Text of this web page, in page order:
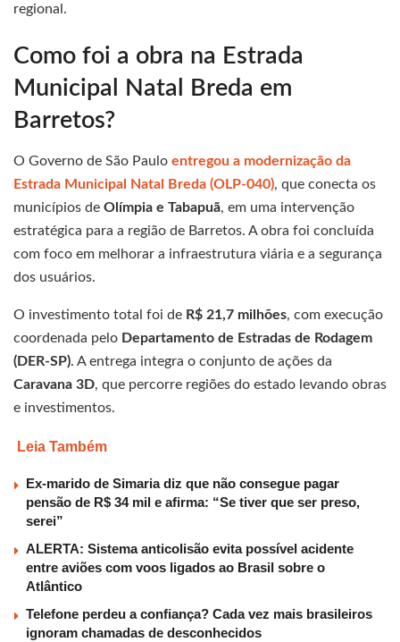
regional.
Como foi a obra na Estrada
Municipal Natal Breda em
Barretos?
O Governo de São Paulo entregou a modernização da
Estrada Municipal Natal Breda (OLP-040), que conecta os
municípios de Olímpia e Tabapuã, em uma intervenção
estratégica para a região de Barretos. A obra foi concluída
com foco em melhorar a infraestrutura viária e a segurança
dos usuários.
O investimento total foi de R$ 21,7 milhões, com execução
coordenada pelo Departamento de Estradas de Rodagem
(DER-SP). A entrega integra o conjunto de ações da
Caravana 3D, que percorre regiões do estado levando obras
e investimentos.
Leia Também
Ex-marido de Simaria diz que não consegue pagar
pensão de R$ 34 mil e afirma: “Se tiver que ser preso,
serei”
ALERTA: Sistema anticolisão evita possível acidente
entre aviões com voos ligados ao Brasil sobre o
Atlântico
Telefone perdeu a confiança? Cada vez mais brasileiros
ignoram chamadas de desconhecidos